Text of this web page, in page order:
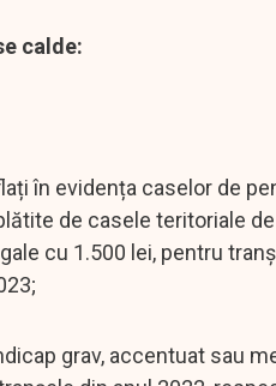
calde:
în evidența caselor de
de casele teritoriale
cu 1.500 lei, pentru
grav, accentuat sau